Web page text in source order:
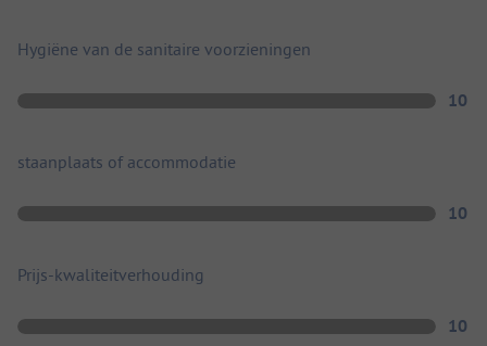
Hygiëne van de sanitaire voorzieningen
10
staanplaats of accommodatie
10
Prijs-kwaliteitverhouding
10